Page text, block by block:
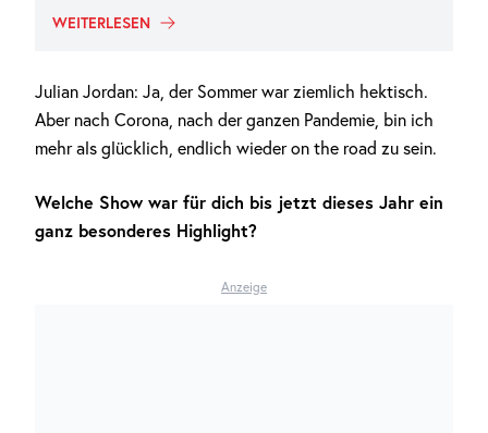
WEITERLESEN
Julian Jordan: Ja, der Sommer war ziemlich hektisch.
Aber nach Corona, nach der ganzen Pandemie, bin ich
mehr als glücklich, endlich wieder on the road zu sein.
Welche Show war für dich bis jetzt dieses Jahr ein
ganz besonderes Highlight?
Anzeige